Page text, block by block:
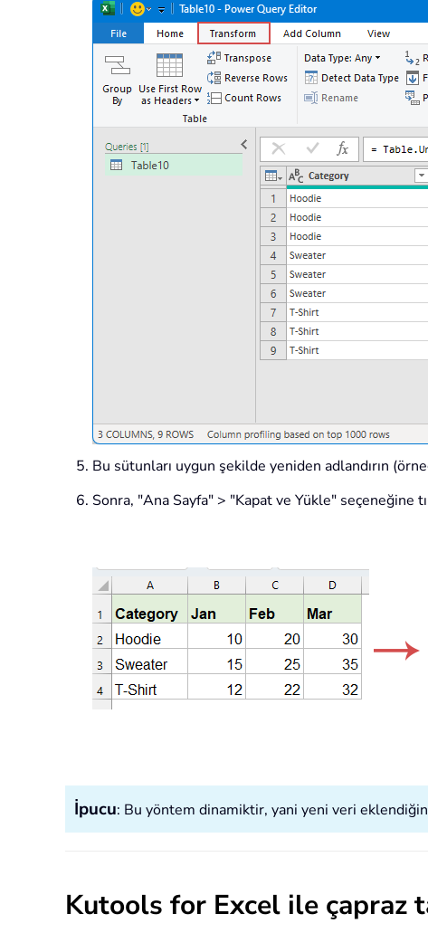
Bu sütunları uygun şekilde yeniden adlandırın
Sonra, "Ana Sayfa" > "Kapat ve Yükle"
İpucu: Bu yöntem dinamiktir, yani yeni veri
Kutools for Excel ile çapraz